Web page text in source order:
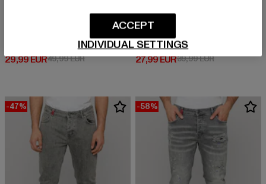
MIGUEL RIPPED SLIM FIT JEANS
29,99 EUR
Derzeitiger Preis: 29,99 EUR
49,99 EURAktionspreis: 49,99 EUR
2Y PREMIUM
B8639
27,99 EUR
Derzeitiger Preis: 27,99 EUR
39,99 EURAktionspreis:
-47% -58%
INDIVIDUAL SETTINGS
ACCEPT